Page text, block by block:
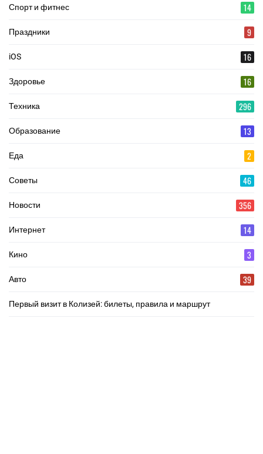
Спорт и фитнес 14
Праздники 9
iOS 16
Здоровье 16
Техника 296
Образование 13
Еда 2
Советы 46
Новости 356
Интернет 14
Кино 3
Авто 39
Первый визит в Колизей: билеты, правила и маршрут